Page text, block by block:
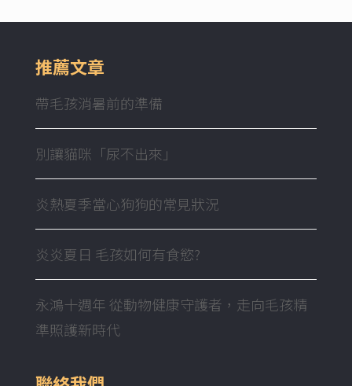
推薦文章
帶毛孩消暑前的準備
別讓貓咪「尿不出來」
炎熱夏季當心狗狗的常見狀況
炎炎夏日 毛孩如何有食慾?
永鴻十週年 從動物健康守護者，走向毛孩精
準照護新時代